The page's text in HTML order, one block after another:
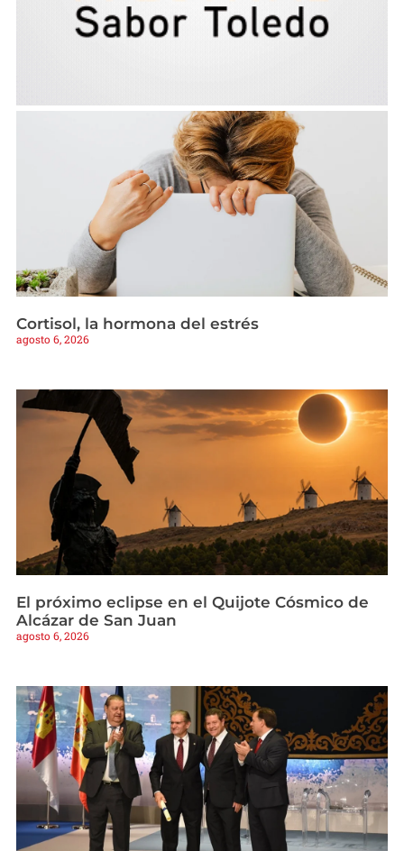
Cortisol, la hormona del estrés
agosto 6, 2026
El próximo eclipse en el Quijote Cósmico de
Alcázar de San Juan
agosto 6, 2026